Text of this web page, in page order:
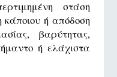
στάση
κάποιου ή απόδοση
βαρύτητας,
ή ελάχιστα